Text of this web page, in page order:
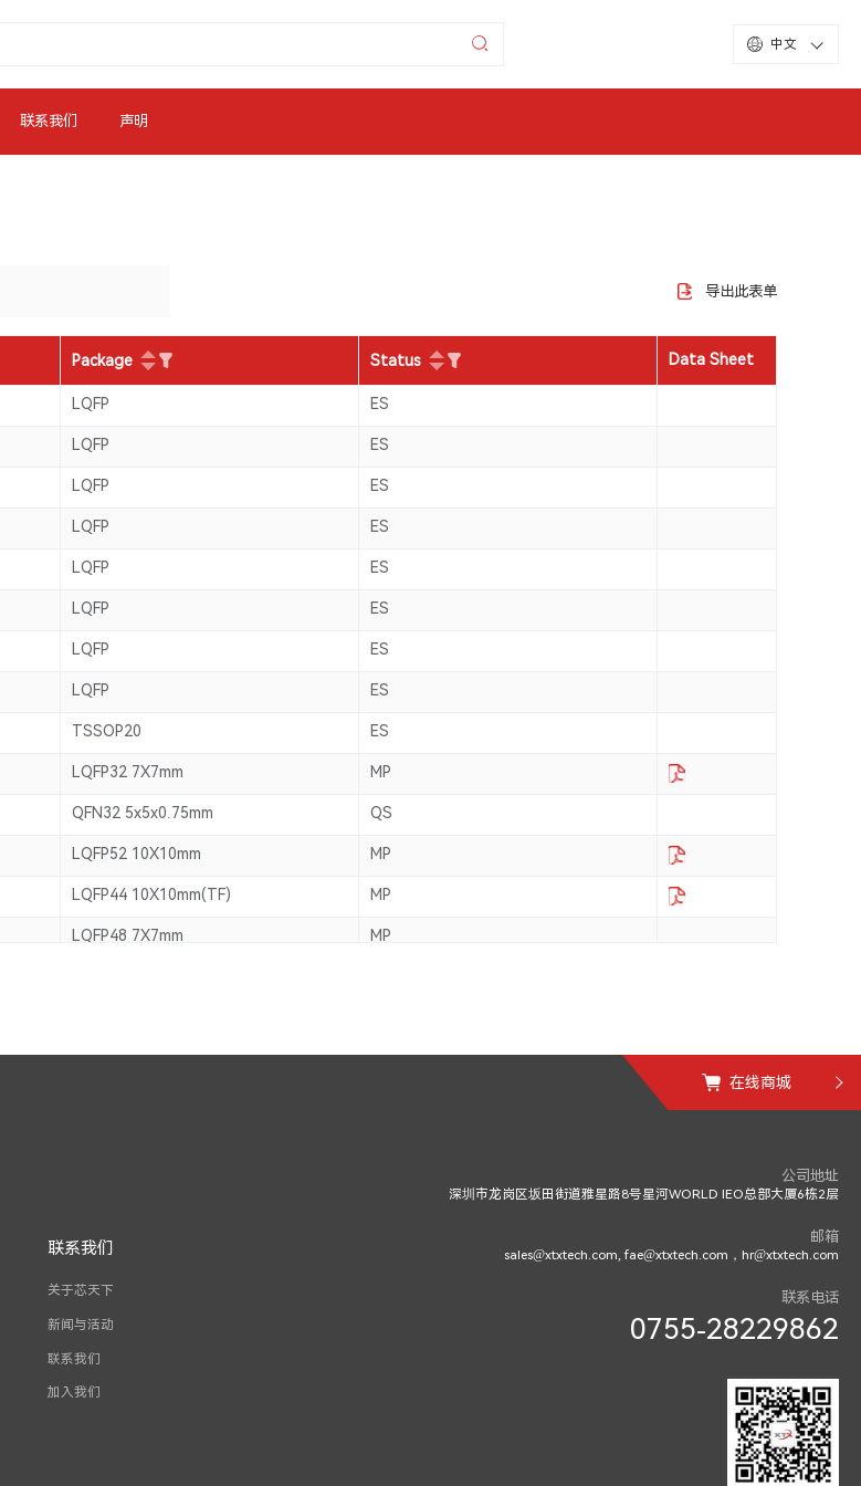
中文
联系我们 声明
导出此表单
Package Status
LQFP ES
LQFP ES
LQFP ES
LQFP ES
LQFP ES
LQFP ES
LQFP ES
LQFP ES
TSSOP20 ES
LQFP32 7X7mm MP
QFN32 5x5x0.75mm QS
LQFP52 10X10mm MP
LQFP44 10X10mm(TF) MP
LQFP48 7X7mm MP
Data Sheet
在线商城
联系我们
关于芯天下
新闻与活动
联系我们
加入我们
公司地址
深圳市龙岗区坂田街道雅星路8号星河WORLD IEO总部大厦6栋2层
邮箱
sales@xtxtech.com, fae@xtxtech.com，hr@xtxtech.com
联系电话
0755-28229862